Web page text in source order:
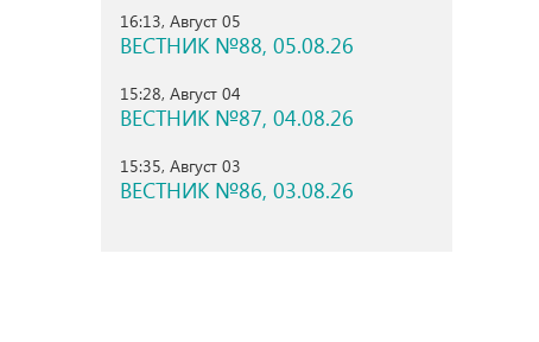
16:13, Август 05
ВЕСТНИК №88, 05.08.26
15:28, Август 04
ВЕСТНИК №87, 04.08.26
15:35, Август 03
ВЕСТНИК №86, 03.08.26